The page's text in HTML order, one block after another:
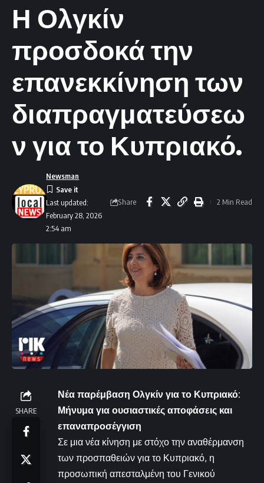
Η Ολγκίν
προσδοκά την
επανεκκίνηση των
διαπραγματεύσεω
ν για το Κυπριακό.
Last updated:
February 28, 2026
2:54 am
Newsman
Share 2 Min Read
SHARE
Νέα παρέμβαση Ολγκίν για το Κυπριακό:
Μήνυμα για ουσιαστικές αποφάσεις και
επαναπροσέγγιση
Σε μια νέα κίνηση με στόχο την αναθέρμανση
των προσπαθειών για το Κυπριακό, η
προσωπική απεσταλμένη του Γενικού